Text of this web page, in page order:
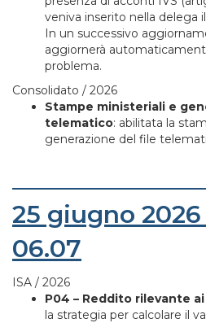
veniva inserito nella delega
In un successivo
aggiornerà
problema.
Consolidato / 2026
Stampe ministeriali e
telematico: abilitata la
generazione del file
25 giugno
06.07
ISA / 2026
P04 – Reddito rilevante
la strategia per calcolare il